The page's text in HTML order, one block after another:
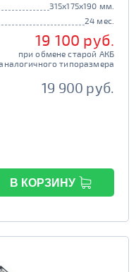
315x175x190 мм.
24 мес.
19 100 руб.
при обмене старой АКБ
типоразмера
19 900 руб.
В КОРЗИНУ